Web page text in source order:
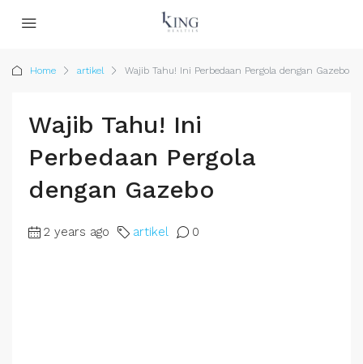
Home artikel Wajib Tahu! Ini Perbedaan Pergola dengan Gazebo
Wajib Tahu! Ini
Perbedaan Pergola
dengan Gazebo
2 years ago artikel 0